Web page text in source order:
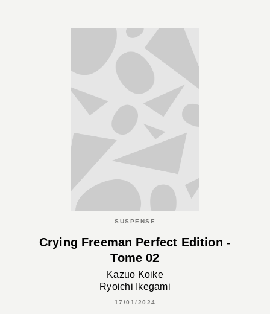
SUSPENSE
Crying Freeman Perfect Edition -
Tome 02
Kazuo Koike
Ryoichi Ikegami
17/01/2024